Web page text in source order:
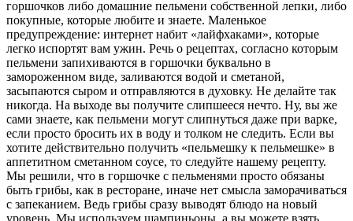
горшочков либо домашние пельмени собственной лепки, либо
покупные, которые любите и знаете. Маленькое
предупреждение: интернет набит «лайфхаками», которые
легко испортят вам ужин. Речь о рецептах, согласно которым
пельмени запихиваются в горшочки буквально в
замороженном виде, заливаются водой и сметаной,
засыпаются сыром и отправляются в духовку. Не делайте так
никогда. На выходе вы получите слипшееся нечто. Ну, вы же
сами знаете, как пельмени могут слипнуться даже при варке,
если просто бросить их в воду и толком не следить. Если вы
хотите действительно получить «пельмешку к пельмешке» в
аппетитном сметанном соусе, то следуйте нашему рецепту.
Мы решили, что в горшочке с пельменями просто обязаны
быть грибы, как в ресторане, иначе нет смысла заморачиваться
с запеканием. Ведь грибы сразу выводят блюдо на новый
уровень. Мы используем шампиньоны, а вы можете взять